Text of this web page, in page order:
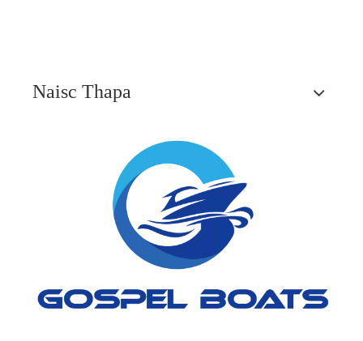
Naisc Thapa